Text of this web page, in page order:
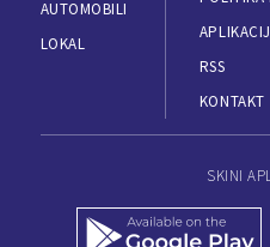
AUTOMOBILI
LOKAL
RSS
KONTAKT
SKINI